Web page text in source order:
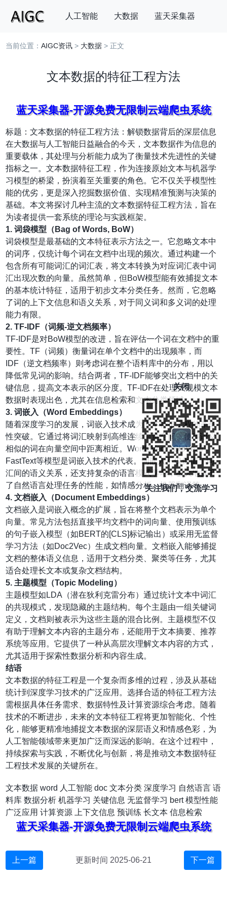
人工智能 大数据 蓝天采集器
搜索
当前位置：AIGC资讯 > 大数据 > 正文
文本数据的特征工程方法
蓝天采集器-开源免费无限制云端爬虫系统
标题：文本数据的特征工程方法：解锁数据背后的深层信息
在大数据与人工智能日益融合的今天，文本数据作为信息的
重要载体，其处理与分析能力成为了衡量技术先进性的关键
指标之一。文本数据特征工程，作为连接原始文本与机器学
习模型的桥梁，扮演着至关重要的角色。它不仅关乎模型性
能的优劣，更是深入挖掘数据价值、实现精准预测与决策的
基础。本文将探讨几种主流的文本数据特征工程方法，旨在
为读者提供一套系统的理论与实践框架。
1. 词袋模型（Bag of Words, BoW）
词袋模型是最基础的文本特征表示方法之一。它忽略文本中
的词序，仅统计每个词在文档中出现的频次。通过构建一个
包含所有可能词汇的词汇表，将文本转换为对应词汇表中词
汇出现次数的向量。虽然简单，但BoW模型能有效捕捉文本
的基本统计特征，适用于初步文本分类任务。然而，它忽略
了词的上下文信息和语义关系，对于同义词和多义词的处理
能力有限。
2. TF-IDF（词频-逆文档频率）
TF-IDF是对BoW模型的改进，旨在评估一个词在文档中的重
要性。TF（词频）衡量词在单个文档中的出现频率，而
IDF（逆文档频率）则考虑词在整个语料库中的分布，用以
降低常见词的影响。结合两者，TF-IDF能够突出文档中的关
键信息，提高文本表示的区分度。TF-IDF在处理大规模文本
数据时表现出色，尤其在信息检索和文本分类领域。
3. 词嵌入（Word Embeddings）
随着深度学习的发展，词嵌入技术成为文本特征工程的革命
性突破。它通过将词汇映射到高维连续向量空间，使得语义
相似的词在向量空间中距离相近。Word2Vec、GloVe和
FastText等模型是词嵌入技术的代表。词嵌入不仅保留了词
汇间的语义关系，还支持复杂的语言模式学习，极大地提升
了自然语言处理任务的性能，如情感分析、机器翻译等。
4. 文档嵌入（Document Embeddings）
文档嵌入是词嵌入概念的扩展，旨在将整个文档表示为单个
向量。常见方法包括直接平均文档中的词向量、使用预训练
的句子嵌入模型（如BERT的[CLS]标记输出）或采用无监督
学习方法（如Doc2Vec）生成文档向量。文档嵌入能够捕捉
文档的整体语义信息，适用于文档分类、聚类等任务，尤其
适合处理长文本或复杂文档结构。
5. 主题模型（Topic Modeling）
主题模型如LDA（潜在狄利克雷分布）通过统计文本中词汇
的共现模式，发现隐藏的主题结构。每个主题由一组关键词
定义，文档则被表示为这些主题的混合比例。主题模型不仅
有助于理解文本内容的主题分布，还能用于文本摘要、推荐
系统等应用。它提供了一种从高层次理解文本内容的方式，
尤其适用于探索性数据分析和内容生成。
结语
文本数据的特征工程是一个复杂而多维的过程，涉及从基础
统计到深度学习技术的广泛应用。选择合适的特征工程方法
需根据具体任务需求、数据特性及计算资源综合考虑。随着
技术的不断进步，未来的文本特征工程将更加智能化、个性
化，能够更精准地捕捉文本数据的深层语义和情感色彩，为
人工智能领域带来更加广泛而深远的影响。在这个过程中，
持续探索与实践，不断优化与创新，将是推动文本数据特征
工程技术发展的关键所在。
文本数据 word 人工智能 doc 文本分类 深度学习 自然语言 语
料库 数据分析 机器学习 关键信息 无监督学习 bert 模型性能
广泛应用 计算资源 上下文信息 预训练 长文本 信息检索
蓝天采集器-开源免费无限制云端爬虫系统
上一篇 更新时间 2025-06-21 下一篇
关闭
关注我们，交流学习